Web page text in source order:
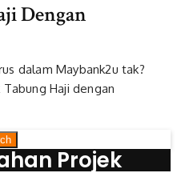
Dengan
dalam Maybank2u tak?
Haji dengan
Projek